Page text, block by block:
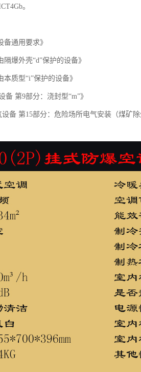
。
备通用要求》
爆外壳“d”保护的设备》
质型“i”保护的设备》
备 第9部分：浇封型“m”》
备 第15部分：危险场所电气安装（煤矿